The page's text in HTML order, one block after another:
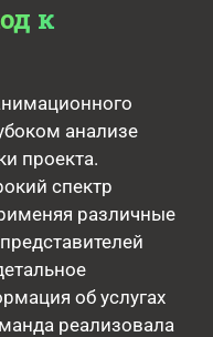
к
анализе
проекта.
спектр
различные
об услугах
реализовала